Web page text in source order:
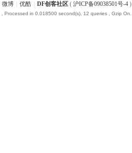
微博 优酷 DF创客社区 ( 沪ICP备09038501号-4 )
, Processed in 0.018500 second(s), 12 queries , Gzip On.